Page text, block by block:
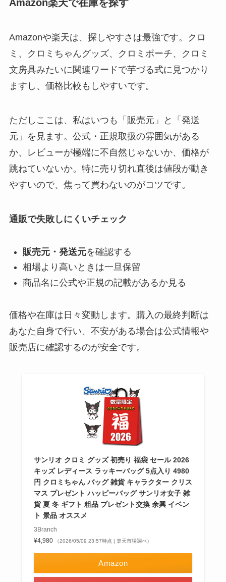
Amazon楽天で在庫を探す
Amazonや楽天は、探しやすさは最強です。クロ
ミ、クロミちゃんグッズ、クロミポーチ、クロミ
文房具みたいに関連ワードで芋づる式に見つかり
ますし、価格比較もしやすいです。
ただしここは、私はいつも「販売元」と「発送
元」を見ます。公式・正規取扱の雰囲気がある
か、レビューが極端に不自然じゃないか、価格が
跳ねていないか。特に売り切れ直後は値段が動き
やすいので、焦って買わないのがコツです。
通販で失敗しにくいチェック
販売元・発送元を確認する
相場より高いときは一旦保留
商品名に公式や正規の記載があるか見る
価格や在庫は日々変動します。購入の最終判断は
あなた自身で行い、不安がある場合は公式情報や
販売店に確認するのが安全です。
サンリオ クロミ グッズ 初売り 福袋 セール 2026
キッズ レディース ラッキーバッグ 5点入り 4980
円 クロミちゃん バッグ 雑貨 キャラクター クリス
マス プレゼント ハッピーバッグ サンリオ女子 雑
貨 夏 冬 ギフト 粗品 プレゼント交換 余興 イベン
ト 景品 オススメ
3Branch
¥4,980
（2026/05/09 23:57時点 | 楽天市場調べ）
Amazon